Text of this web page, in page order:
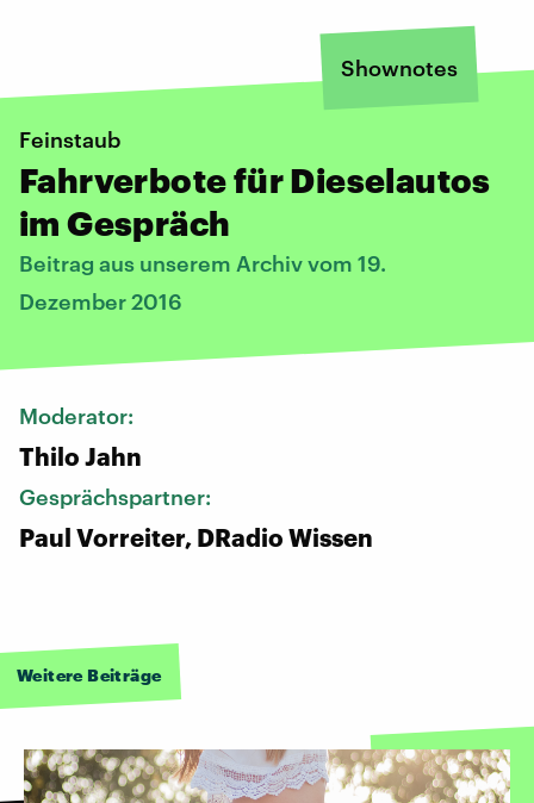
Shownotes
Feinstaub
Fahrverbote für Dieselautos
im Gespräch
Beitrag aus unserem Archiv vom 19.
Dezember 2016
Moderator:
Thilo Jahn
Gesprächspartner:
Paul Vorreiter, DRadio Wissen
Weitere Beiträge